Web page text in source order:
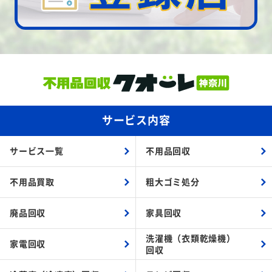
サービス内容
サービス一覧 不用品回収
不用品買取 粗大ゴミ処分
廃品回収 家具回収
家電回収
洗濯機（衣類乾燥機）
回収